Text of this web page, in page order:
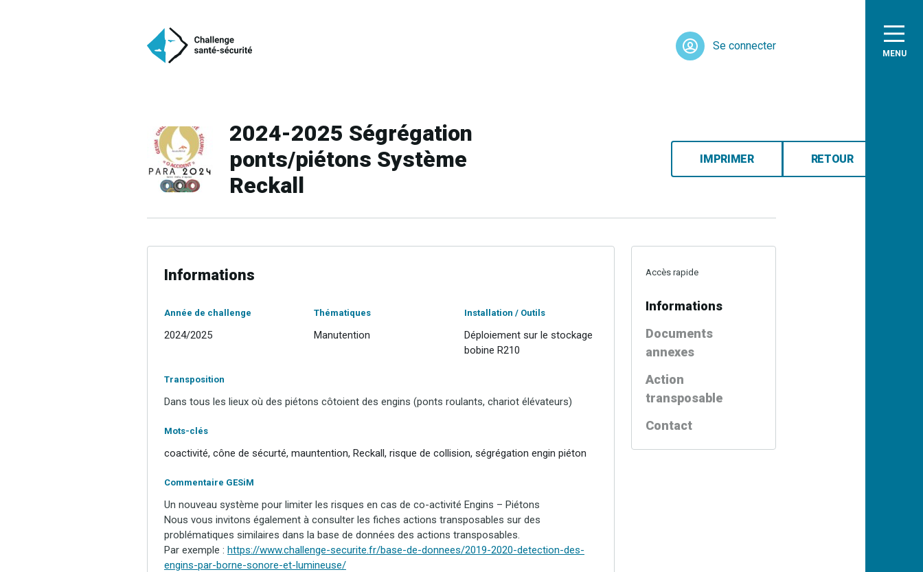
MENU
Se connecter
2024-2025 Ségrégation
ponts/piétons Système
Reckall
IMPRIMER RETOUR
Informations
Année de challenge
2024/2025
Thématiques
Manutention
Installation / Outils
Déploiement sur le stockage
bobine R210
Transposition
Dans tous les lieux où des piétons côtoient des engins (ponts roulants, chariot élévateurs)
Mots-clés
coactivité, cône de sécurté, mauntention, Reckall, risque de collision, ségrégation engin piéton
Commentaire GESiM
Un nouveau système pour limiter les risques en cas de co-activité Engins – Piétons
Nous vous invitons également à consulter les fiches actions transposables sur des
problématiques similaires dans la base de données des actions transposables.
Par exemple : https://www.challenge-securite.fr/base-de-donnees/2019-2020-detection-des-
engins-par-borne-sonore-et-lumineuse/
Accès rapide
Informations
Documents
annexes
Action
transposable
Contact